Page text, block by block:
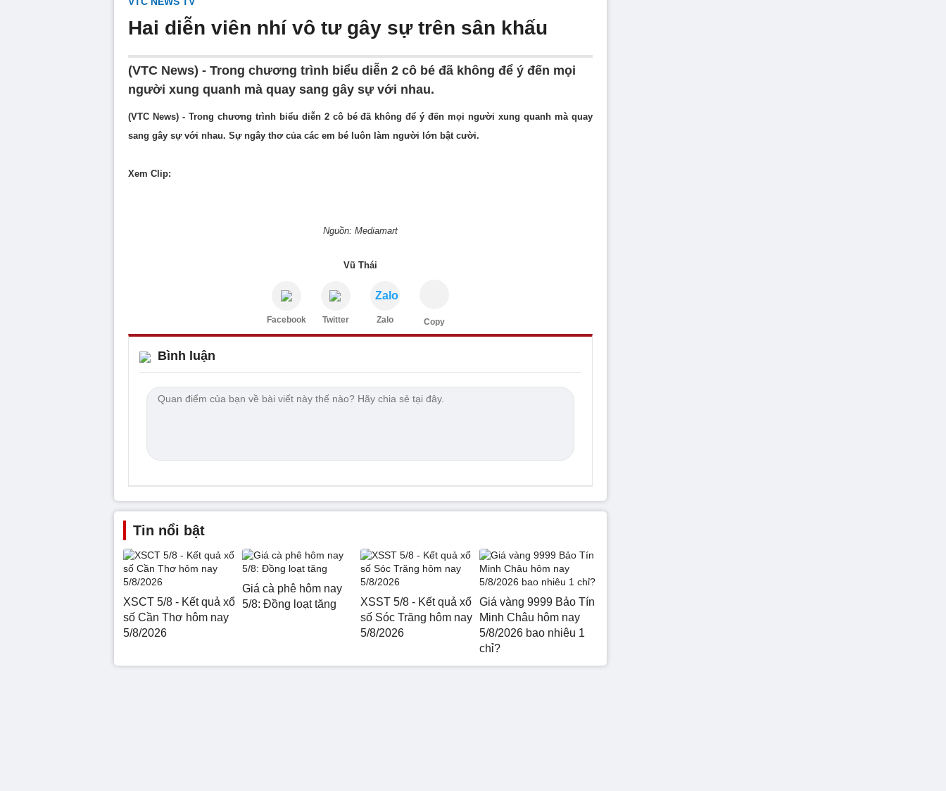
Hai diễn viên nhí vô tư gây sự trên sân khấu
(VTC News) - Trong chương trình biểu diễn 2 cô bé đã không để ý đến mọi
người xung quanh mà quay sang gây sự với nhau.
(VTC News) - Trong chương trình biểu diễn 2 cô bé đã không để ý đến mọi người xung quanh mà quay
sang gây sự với nhau. Sự ngây thơ của các em bé luôn làm người lớn bật cười.
Xem Clip:
Nguồn: Mediamart
Vũ Thái
Facebook Twitter
Zalo
Zalo Copy
Bình luận
Tin nổi bật
XSCT 5/8 - Kết quả xổ
số Cần Thơ hôm nay
5/8/2026
Giá cà phê hôm nay
5/8: Đồng loạt tăng
XSST 5/8 - Kết quả xổ
số Sóc Trăng hôm nay
5/8/2026
Giá vàng 9999 Bảo Tín
Minh Châu hôm nay
5/8/2026 bao nhiêu 1
chỉ?